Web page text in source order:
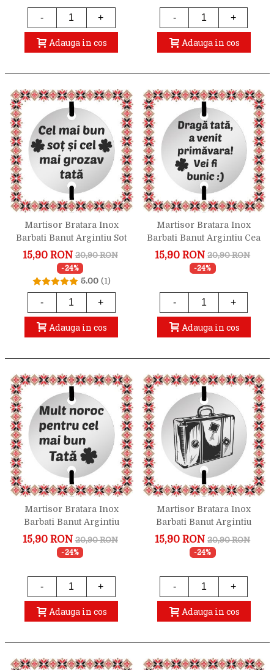
- +
Adauga in cos
- +
Adauga in cos
Martisor Bratara Inox
Barbati Banut Argintiu Sot
Si Tata
15,90 RON 20,90 RON
-24%
5.00 (1)
- +
Adauga in cos
Martisor Bratara Inox
Barbati Banut Argintiu Cea
Mai Buna Veste
15,90 RON 20,90 RON
-24%
- +
Adauga in cos
Martisor Bratara Inox
Barbati Banut Argintiu
Mult Noroc Bun Tata
15,90 RON 20,90 RON
-24%
- +
Adauga in cos
Martisor Bratara Inox
Barbati Banut Argintiu
Geanta Calatorie
15,90 RON 20,90 RON
-24%
- +
Adauga in cos